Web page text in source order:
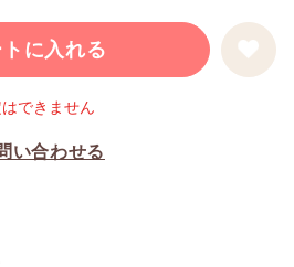
に入れる
い合わせる
できません